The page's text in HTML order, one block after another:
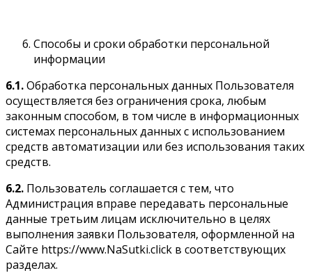
Способы и сроки обработки персональной
информации
6.1.Обработка персональных данных Пользователя
осуществляется без ограничения срока, любым
законным способом, в том числе в информационных
системах персональных данных с использованием
средств автоматизации или без использования таких
средств.
6.2. Пользователь соглашается с тем, что
Администрация вправе передавать персональные
данные третьим лицам исключительно в целях
выполнения заявки Пользователя, оформленной на
Сайте https://www.NaSutki.click в соответствующих
разделах.